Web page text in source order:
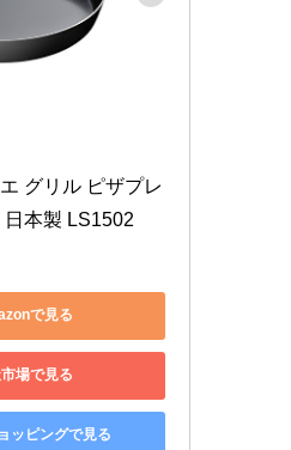
グリル ピザプレ
本製 LS1502
で見る
場で見る
ッピングで見る